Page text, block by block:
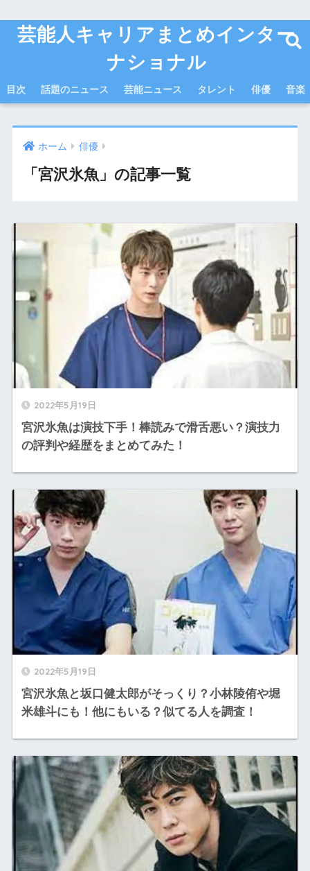
芸能人キャリアまとめインター
ナショナル
目次 話題のニュース 芸能ニュース タレント 俳優 音楽
ホーム 俳優
「宮沢氷魚」の記事一覧
2022年5月19日
宮沢氷魚は演技下手！棒読みで滑舌悪い？演技力
の評判や経歴をまとめてみた！
2022年5月19日
宮沢氷魚と坂口健太郎がそっくり？小林陵侑や堀
米雄斗にも！他にもいる？似てる人を調査！